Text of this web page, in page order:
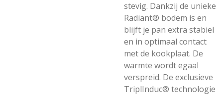
stevig. Dankzij de unieke
Radiant® bodem is en
blijft je pan extra stabiel
en in optimaal contact
met de kookplaat. De
warmte wordt egaal
verspreid. De exclusieve
TriplInduc® technologie